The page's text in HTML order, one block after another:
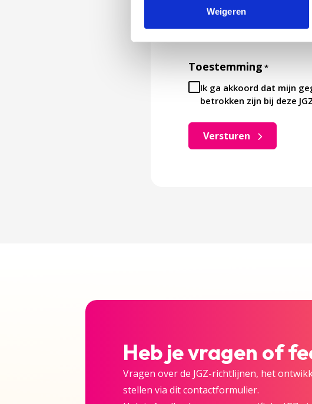
Weigeren
Jouw feedback wordt
Toestemming *
Ik ga akkoord dat mijn
betrokken zijn bij deze
Versturen
Heb je vragen of
Vragen over de JGZ-richtlijnen, het
stellen via dit contactformulier.